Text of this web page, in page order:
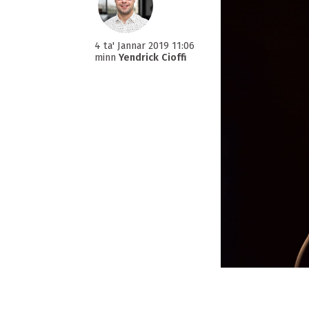
4 ta' Jannar 2019 11:06
minn Yendrick Cioffi